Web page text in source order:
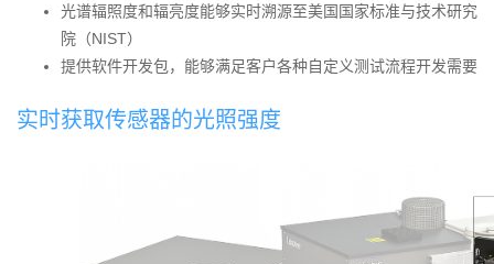
光谱辐照度和辐亮度能够实时溯源至美国国家标准与技术研究
院（NIST）
提供软件开发包，能够满足客户各种自定义测试流程开发需要
实时获取传感器的光照强度